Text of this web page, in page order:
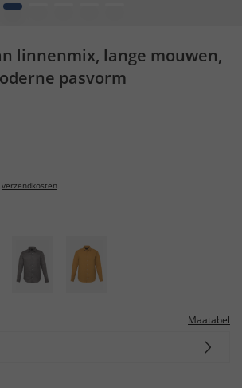
1
linnenmix, lange mouwen,
pasvorm
verzendkosten
Maatabel